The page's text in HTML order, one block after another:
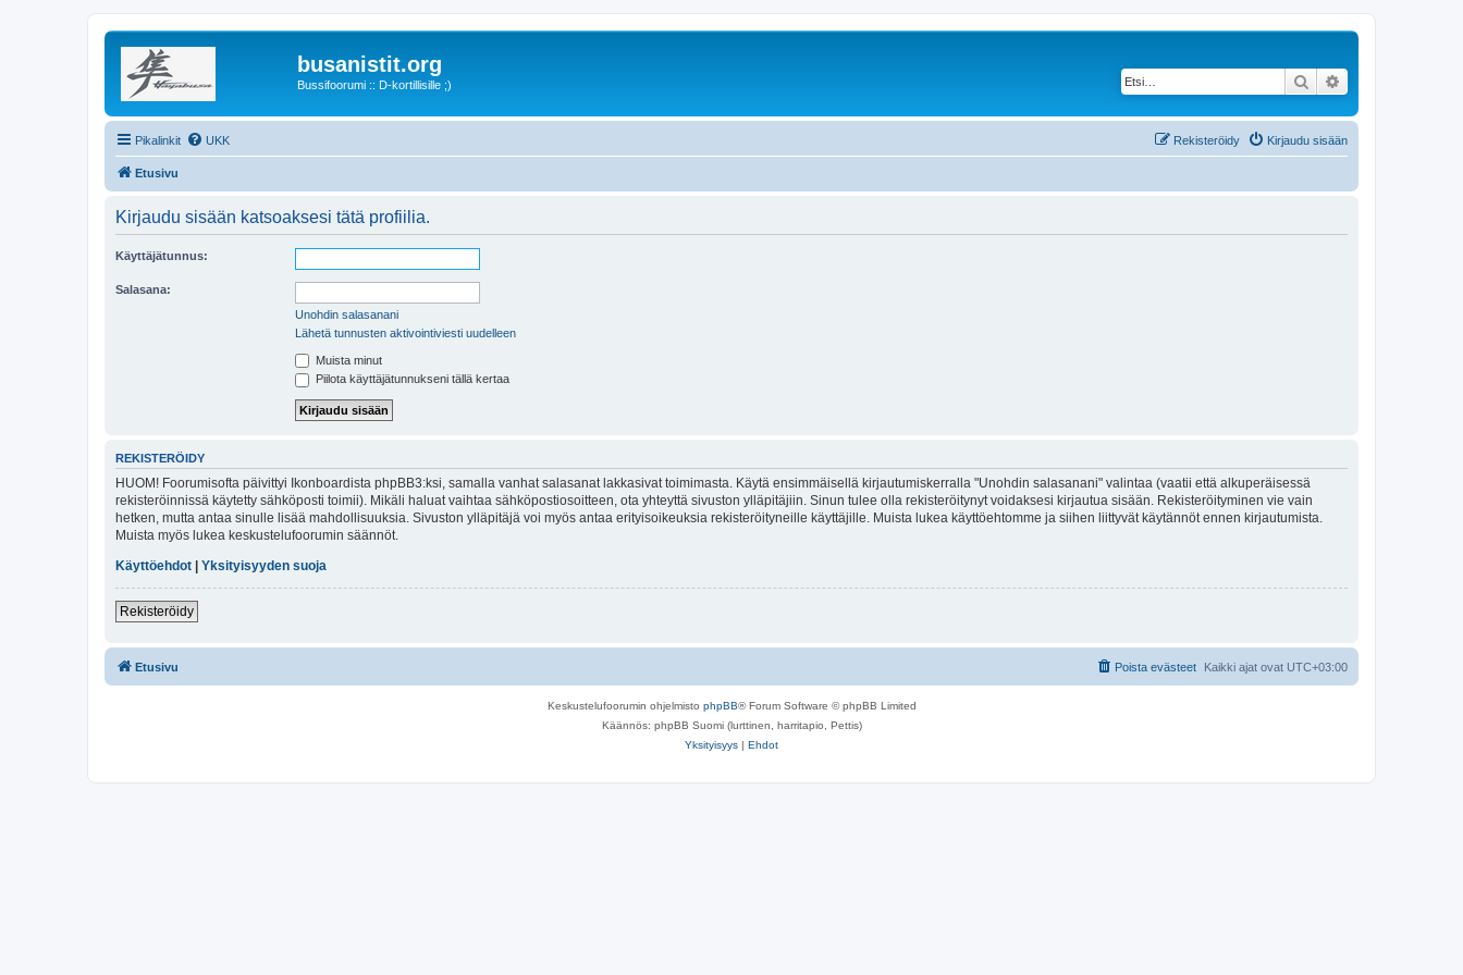
busanistit.org
Bussifoorumi :: D-kortillisille ;) Etsi
Pikalinkit UKK Kirjaudu sisään
Rekisteröidy
Etusivu
Kirjaudu sisään katsoaksesi tätä profiilia.
Käyttäjätunnus:
Salasana:
Unohdin salasanani
Lähetä tunnusten aktivointiviesti uudelleen
Muista minut
Piilota käyttäjätunnukseni tällä kertaa
REKISTERÖIDY
HUOM! Foorumisofta päivittyi Ikonboardista phpBB3:ksi, samalla vanhat salasanat lakkasivat toimimasta. Käytä ensimmäisellä kirjautumiskerralla "Unohdin salasanani" valintaa (vaatii että alkuperäisessä
rekisteröinnissä käytetty sähköposti toimii). Mikäli haluat vaihtaa sähköpostiosoitteen, ota yhteyttä sivuston ylläpitäjiin. Sinun tulee olla rekisteröitynyt voidaksesi kirjautua sisään. Rekisteröityminen vie vain
hetken, mutta antaa sinulle lisää mahdollisuuksia. Sivuston ylläpitäjä voi myös antaa erityisoikeuksia rekisteröityneille käyttäjille. Muista lukea käyttöehtomme ja siihen liittyvät käytännöt ennen kirjautumista.
Muista myös lukea keskustelufoorumin säännöt.
Käyttöehdot
Yksityisyyden suoja
Rekisteröidy
Etusivu Kaikki ajat ovat UTC+03:00
Poista evästeet
Keskustelufoorumin ohjelmisto phpBB® Forum Software © phpBB Limited
Käännös: phpBB Suomi (lurttinen, harritapio, Pettis)
Yksityisyys | Ehdot